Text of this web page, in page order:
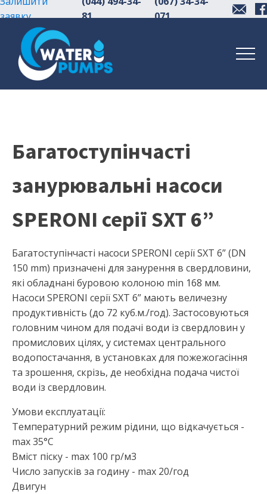
заявку
81
071
Багатоступінчасті
занурювальні насоси
SPERONI серії SXT 6”
Багатоступінчасті насоси SPERONI серії SXT 6” (DN
150 mm) призначені для занурення в свердловини,
які обладнані буровою колоною min 168 мм.
Насоси SPERONI серії SXT 6” мають величезну
продуктивність (до 72 куб.м./год). Застосовуються
головним чином для подачі води із свердловин у
промислових цілях, у системах центрального
водопостачання, в установках для пожежогасіння
та зрошення, скрізь, де необхідна подача чистої
води із свердловин.
Умови експлуатації:
Температурний режим рідини, що відкачується -
max 35°С
Вміст піску - max 100 гр/м3
Число запусків за годину - max 20/год
Двигун